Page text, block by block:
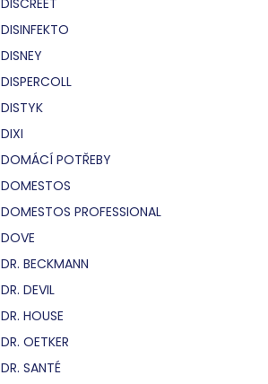
DISCREET
DISINFEKTO
DISNEY
DISPERCOLL
DISTYK
DIXI
DOMÁCÍ POTŘEBY
DOMESTOS
DOMESTOS PROFESSIONAL
DOVE
DR. BECKMANN
DR. DEVIL
DR. HOUSE
DR. OETKER
DR. SANTÉ